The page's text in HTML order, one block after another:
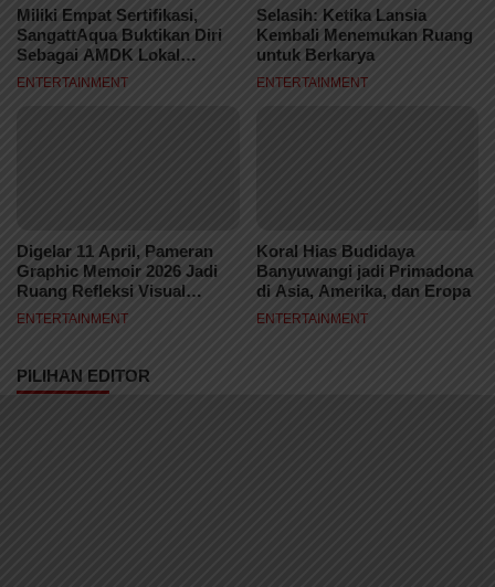
Miliki Empat Sertifikasi,
SangattAqua Buktikan Diri
Sebagai AMDK Lokal
Berkelas
ENTERTAINMENT
Selasih: Ketika Lansia
Kembali Menemukan Ruang
untuk Berkarya
ENTERTAINMENT
Digelar 11 April, Pameran
Graphic Memoir 2026 Jadi
Ruang Refleksi Visual
Kreator Samarinda
ENTERTAINMENT
Koral Hias Budidaya
Banyuwangi jadi Primadona
di Asia, Amerika, dan Eropa
ENTERTAINMENT
PILIHAN EDITOR